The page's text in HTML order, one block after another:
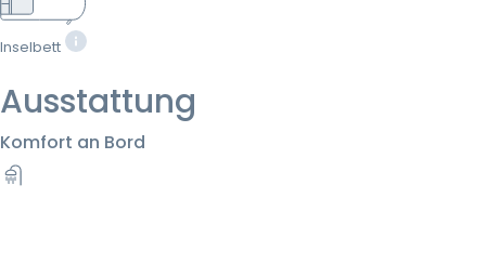
Inselbett
Ausstattung
Komfort an Bord